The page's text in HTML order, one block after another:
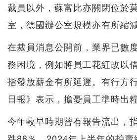
裁員以外，蘇富比亦關閉位於
室，德國辦公室規模亦有所縮減
在裁員消息公開前，業界已數
務困境，例如將員工花紅改以
指發放薪金有所延遲。有行方
日報》表示，擔憂員工準時出
今年較早時期曾有報告流出，